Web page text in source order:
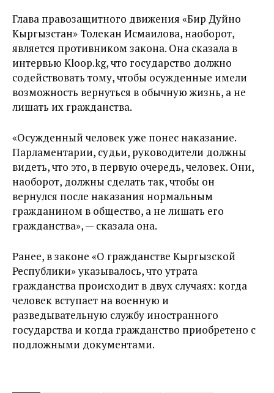
Глава правозащитного движения «Бир Дуйно
Кыргызстан» Толекан Исмаилова, наоборот,
является противником закона. Она сказала в
интервью Kloop.kg, что государство должно
содействовать тому, чтобы осужденные имели
возможность вернуться в обычную жизнь, а не
лишать их гражданства.
«Осужденный человек уже понес наказание.
Парламентарии, судьи, руководители должны
видеть, что это, в первую очередь, человек. Они,
наоборот, должны сделать так, чтобы он
вернулся после наказания нормальным
гражданином в общество, а не лишать его
гражданства», — сказала она.
Ранее, в законе «О гражданстве Кыргызской
Республики» указывалось, что утрата
гражданства происходит в двух случаях: когда
человек вступает на военную и
разведывательную службу иностранного
государства и когда гражданство приобретено с
подложными документами.